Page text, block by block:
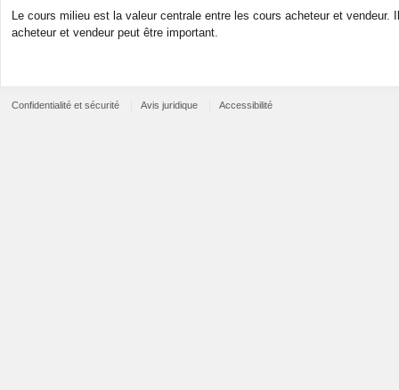
Le cours milieu est la valeur centrale entre les cours acheteur et
acheteur et vendeur peut être important.
Confidentialité et sécurité Avis juridique Accessibilité